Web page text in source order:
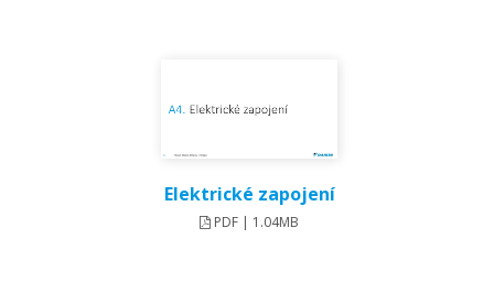
Elektrické zapojení
PDF | 1.04MB